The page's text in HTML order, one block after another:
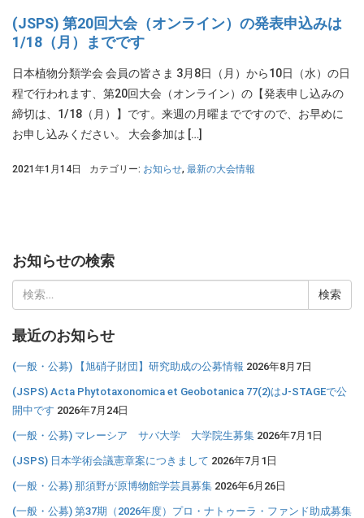
(JSPS) 第20回大会（オンライン）の発表申込みは
1/18（月）までです
日本植物分類学会 会員の皆さま 3月8日（月）から10日（水）の日
程で行われます、第20回大会（オンライン）の【発表申し込みの
締切は、1/18（月）】です。来週の月曜までですので、お早めに
お申し込みください。 大会参加は […]
2021年1月14日 カテゴリー: お知らせ, 最新の大会情報
お知らせの検索
索:
最近のお知らせ
(一般・公募) 【旭硝子財団】研究助成の公募情報 2026年8月7日
(JSPS) Acta Phytotaxonomica et Geobotanica 77(2)はJ-STAGEで公
開中です 2026年7月24日
(一般・公募) マレーシア サバ大学 大学院生募集 2026年7月1日
(JSPS) 日本学術会議憲章案につきまして 2026年7月1日
(一般・公募) 那須野が原博物館学芸員募集 2026年6月26日
(一般・公募) 第37期（2026年度）プロ・ナトゥーラ・ファンド助成募集